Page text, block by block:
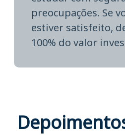
preocupações. Se
estiver satisfeito,
100% do valor